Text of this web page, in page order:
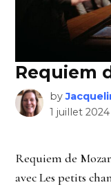
Requiem
by
1 juillet 2024
Requiem de
avec Les petits